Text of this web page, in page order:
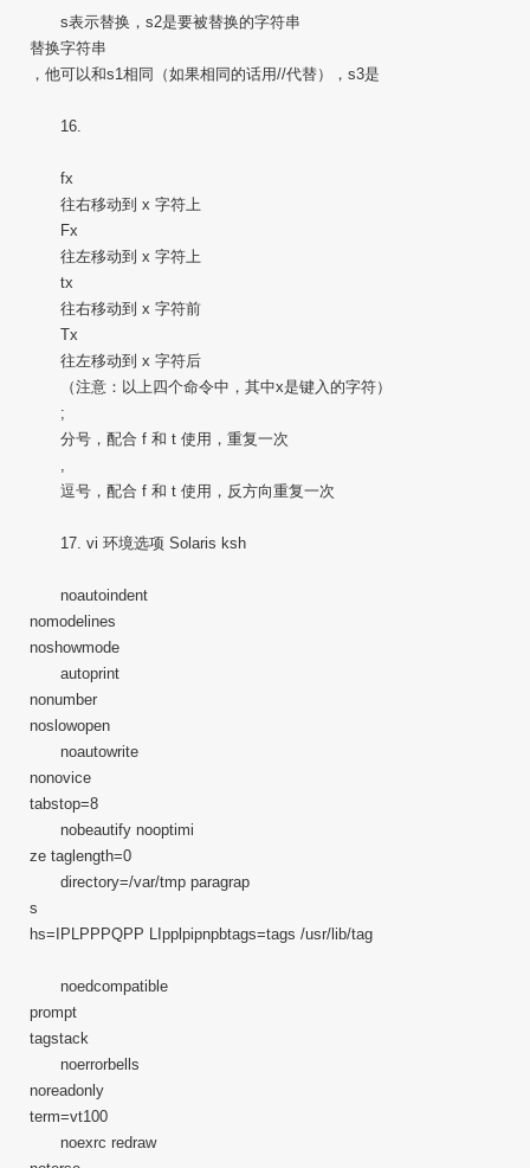
s表示替换，s2是要被替换的字符串
替换字符串
，他可以和s1相同（如果相同的话用//代替），s3是
16.
fx
往右移动到 x 字符上
Fx
往左移动到 x 字符上
tx
往右移动到 x 字符前
Tx
往左移动到 x 字符后
（注意：以上四个命令中，其中x是键入的字符）
;
分号，配合 f 和 t 使用，重复一次
,
逗号，配合 f 和 t 使用，反方向重复一次
17. vi 环境选项 Solaris ksh
noautoindent
nomodelines
noshowmode
autoprint
nonumber
noslowopen
noautowrite
nonovice
tabstop=8
nobeautify nooptimi
ze taglength=0
directory=/var/tmp paragrap
s
hs=IPLPPPQPP LIpplpipnpbtags=tags /usr/lib/tag
noedcompatible
prompt
tagstack
noerrorbells
noreadonly
term=vt100
noexrc redraw